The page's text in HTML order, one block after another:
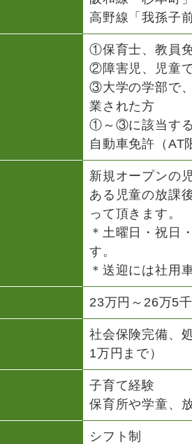
高野線「我孫子
①保育士、教員
②障害児、児童
③大学の学部で
業された方
①～③に該当する
自動車免許（AT
新規オープンの
ある児童の放課
って頂きます。
＊土曜日・祝日
す。
＊送迎には社用
23万円～26万5
社会保険完備、
1万円まで）
子育て経験
保育所や学童、
シフト制